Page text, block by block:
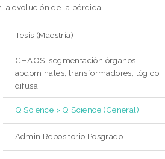
evolución de la pérdida.
Tesis (Maestría)
CHAOS, segmentación órganos
abdominales, transformadores, lógico
difusa.
Q Science > Q Science (General)
Admin Repositorio Posgrado